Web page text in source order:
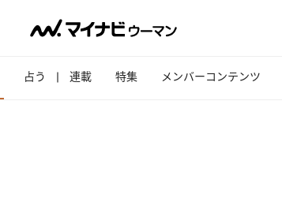
占う 連載 特集 メンバーコンテンツ